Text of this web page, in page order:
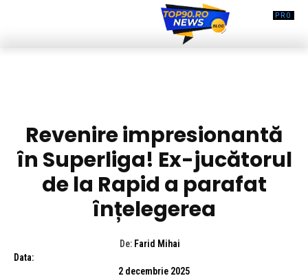
Revenire impresionantă
în Superliga! Ex-jucătorul
de la Rapid a parafat
înțelegerea
De: Farid Mihai
Data:
2 decembrie 2025